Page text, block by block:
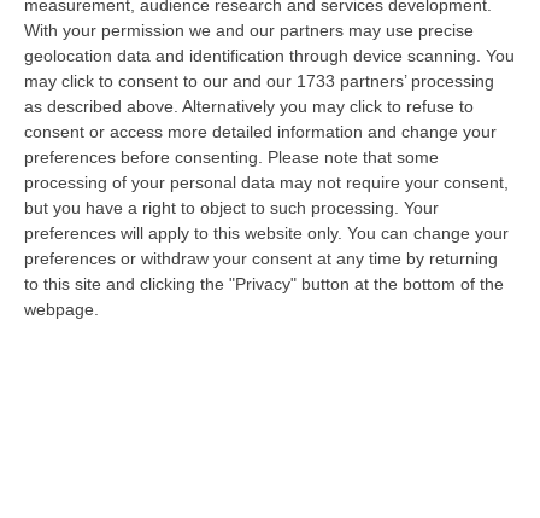
measurement, audience research and services development.
With your permission we and our partners may use precise
geolocation data and identification through device scanning. You
may click to consent to our and our 1733 partners’ processing
as described above. Alternatively you may click to refuse to
consent or access more detailed information and change your
preferences before consenting. Please note that some
processing of your personal data may not require your consent,
but you have a right to object to such processing. Your
preferences will apply to this website only. You can change your
preferences or withdraw your consent at any time by returning
to this site and clicking the "Privacy" button at the bottom of the
webpage.
Vinitaly A Reggio, Caligiuri: «Una Calabria Straordinaria Che
Merita Di Essere Rappresentata Nel Modo Giusto»
“REGGIO CALABRIA Due giorni di vino, storia ed esposizioni delle
eccellenze calabresi. Tutto in «un territorio che è meraviglioso, sul
lungo…
09 Agosto, 10:12
Rissa Tra Tifosi Durante Real Polistena-Sinopolese, Emessi Due
Daspo
“La polizia ha notificato due provvedimenti di daspo, emessi dalla
Questura di Reggio Calabria a fine luglio, nei confronti di tifosi ritenu…